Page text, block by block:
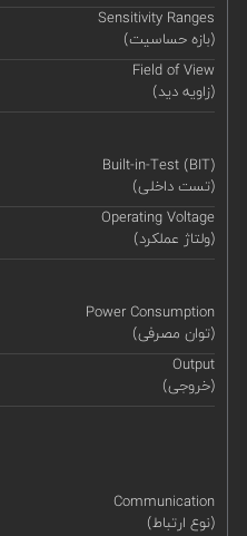
Sensitivity Ranges
(بازه حساسیت)
Field of View
(زاویه دید)
Built-in-Test (BIT)
(تست داخلی)
Operating Voltage
(ولتاژ عملکرد)
Power Consumption
(توان مصرفی)
Output
(خروجی)
Communication
(نوع ارتباط)